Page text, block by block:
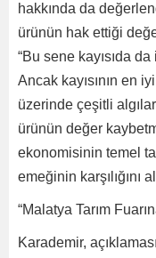
hakkında da
ürünün hak ettiği
“Bu sene kayısıda
Ancak kayısının en
üzerinde çeşitli
ürünün değer
ekonomisinin temel
emeğinin karşılığını
“Malatya Tarım
Karademir,